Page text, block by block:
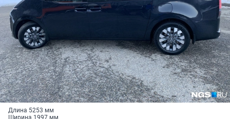
Длина 5253 мм
Ширина 1997 мм